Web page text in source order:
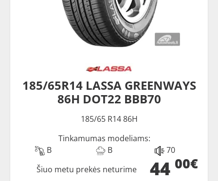
185/65R14 LASSA GREENWAYS
86H DOT22 BBB70
185/65 R14 86H
Tinkamumas modeliams:
B
B 70
44 00€
Šiuo metu prekės neturime